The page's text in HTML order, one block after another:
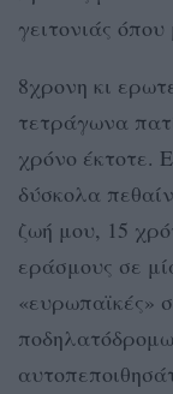
γειτονιάς
8χρονη κι
τετράγωνα
χρόνο έκτοτε.
δύσκολα
ζωή μου, 15
εράσμους σε
«ευρωπαϊκές»